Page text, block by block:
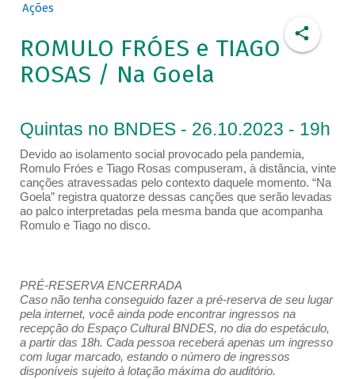
Ações
ROMULO FRÓES e TIAGO
ROSAS / Na Goela
Quintas no BNDES - 26.10.2023 - 19h
Devido ao isolamento social provocado pela pandemia,
Romulo Fróes e Tiago Rosas compuseram, à distância, vinte
canções atravessadas pelo contexto daquele momento. “Na
Goela” registra quatorze dessas canções que serão levadas
ao palco interpretadas pela mesma banda que acompanha
Romulo e Tiago no disco.
PRÉ-RESERVA ENCERRADA
Caso não tenha conseguido fazer a pré-reserva de seu lugar
pela internet, você ainda pode encontrar ingressos na
recepção do Espaço Cultural BNDES, no dia do espetáculo,
a partir das 18h. Cada pessoa receberá apenas um ingresso
com lugar marcado, estando o número de ingressos
disponíveis sujeito à lotação máxima do auditório.